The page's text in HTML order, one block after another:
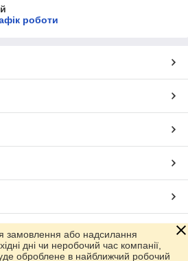
роботи
Prom.ua
замовлення або надсилання
дні чи неробочий час компанії,
оброблене в найближчий робочий